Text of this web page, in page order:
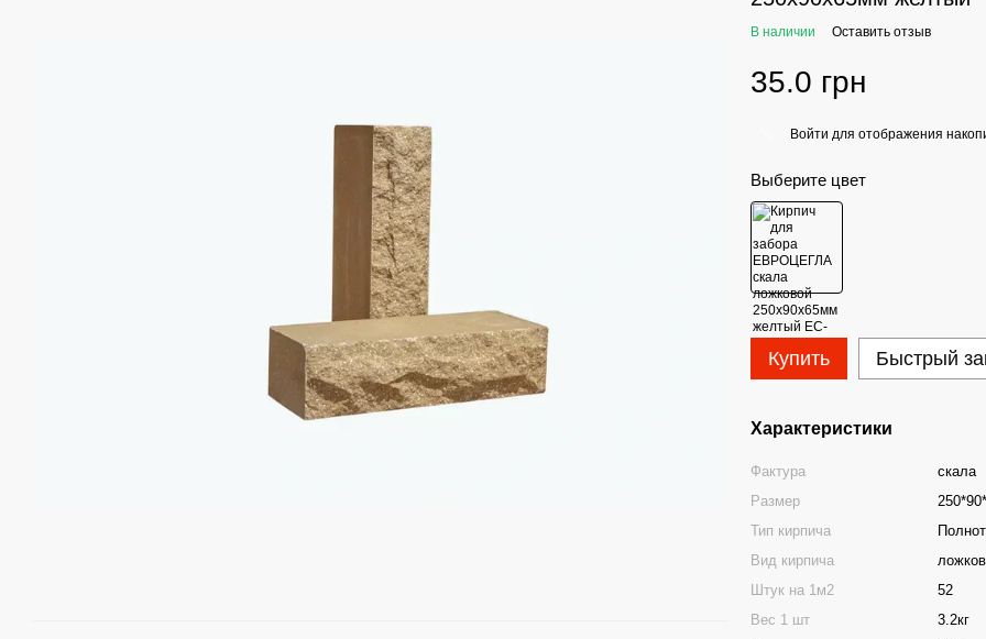
В наличии Оставить отзыв
35.0 грн
Войти для отображения
Выберите цвет
Купить Быстрый
Характеристики
Фактура
скала
Размер
Тип кирпича
Вид кирпича
Штук на 1м2
52
Вес 1 шт
3.2кг